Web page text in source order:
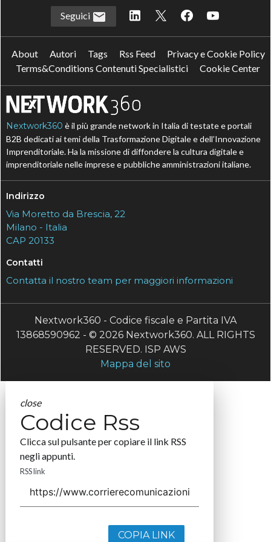
Seguici
About Autori Tags Rss Feed
Privacy e Cookie Policy
Terms&Conditions Contenuti Specialistici
Cookie Center
Nextwork360 è il più grande network in Italia di testate e portali
B2B dedicati ai temi della Trasformazione Digitale e dell’Innovazione
Imprenditoriale. Ha la missione di diffondere la cultura digitale e
imprenditoriale nelle imprese e pubbliche amministrazioni italiane.
Indirizzo
Via Moretto da Brescia, 22
Milano - Italia
CAP 20133
Contatti
Contatta il nostro team per maggiori informazioni
Nextwork360 - Codice fiscale e Partita IVA
13868590962 - © 2026 Nextwork360. ALL RIGHTS
RESERVED. ISP AWS
Mappa del sito
close
Codice Rss
Clicca sul pulsante per copiare il link RSS
negli appunti.
RSS link
COPIA LINK